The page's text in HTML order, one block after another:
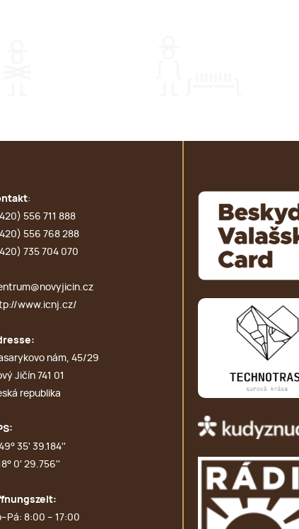
:
556 711 888
556 768 288
735 704 070
www.icnj.cz/
nám, 45/29
Jičín 741 01
republika
35' 39.184''
0' 29.756''
8:00 – 17:00